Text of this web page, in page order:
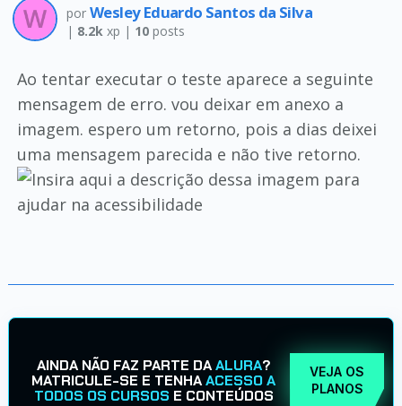
por Wesley Eduardo Santos da Silva
| 8.2kxp | 10posts
Ao tentar executar o teste aparece a seguinte
mensagem de erro. vou deixar em anexo a
imagem. espero um retorno, pois a dias deixei
uma mensagem parecida e não tive retorno.
AINDA NÃO FAZ PARTE DAALURA?
MATRICULE-SE E TENHAACESSO A
TODOS OS CURSOS E CONTEÚDOS
VEJA OS
PLANOS